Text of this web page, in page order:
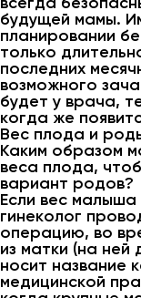
будущей мамы.
планировании
только
последних
возможного
будет у врача,
когда же
Вес плода и
Каким образом
веса плода,
вариант родов?
Если вес
гинеколог
операцию, во
из матки (на
носит название
медицинской